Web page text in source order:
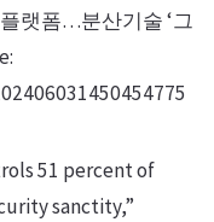
랫폼…분산기술 ‘그
51 percent of
sanctity,”